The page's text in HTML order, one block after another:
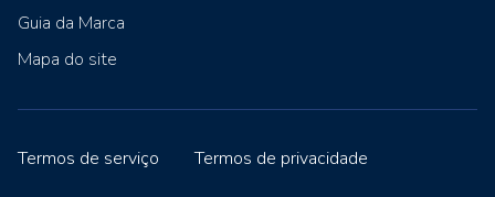
Guia da Marca
Mapa do site
Termos de serviço Termos de privacidade